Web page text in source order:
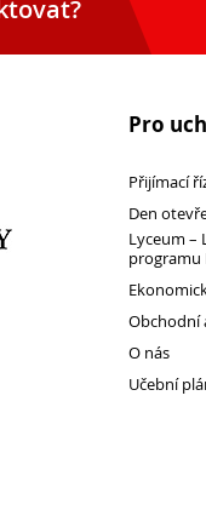
Pro
Přijímací
Den
Lyceum –
programu
Obchodní
O nás
Učební